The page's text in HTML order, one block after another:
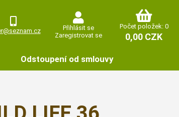
Přihlásit se
Zaregistrovat se
Počet položek: 0
0,00 CZK
Odstoupení od smlouvy